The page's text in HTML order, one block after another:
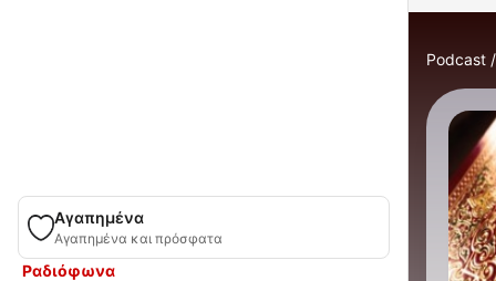
Αγαπημένα
Αγαπημένα και πρόσφατα
Ραδιόφωνα
Podcast